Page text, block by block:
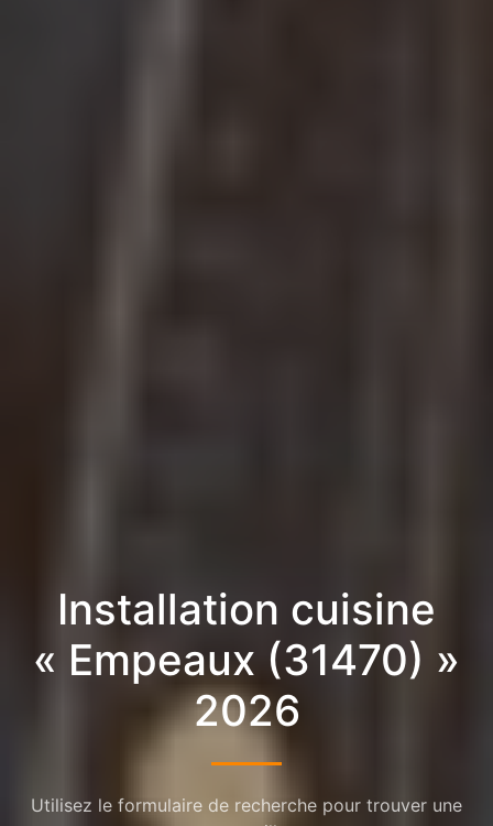
Installation cuisine
« Empeaux (31470) »
2026
Utilisez le formulaire de recherche pour trouver une